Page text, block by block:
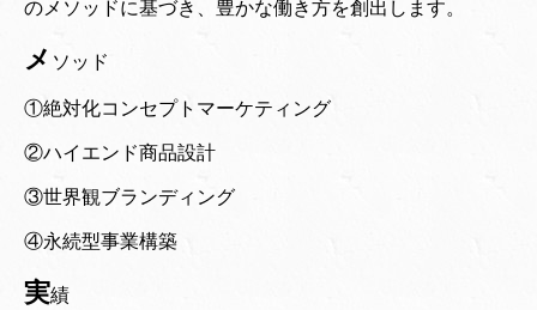
のメソッドに基づき、豊かな働き方を創出します。
メ ソッド
①絶対化コンセプトマーケティング
②ハイエンド商品設計
③世界観ブランディング
④永続型事業構築
実績